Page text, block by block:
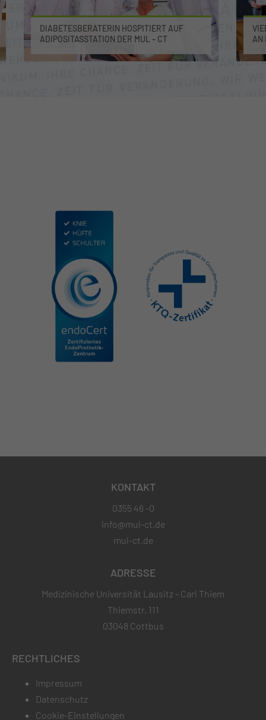
DIABETESBERATERIN HOSPITIERT AUF
ADIPOSITASSTATION DER MUL – CT
KONTAKT
0355 46 -0
info@mul-ct.de
mul-ct.de
ADRESSE
Medizinische Universität Lausitz - Carl Thiem
Thiemstr. 111
03048 Cottbus
RECHTLICHES
Impressum
Datenschutz
Cookie-Einstellungen